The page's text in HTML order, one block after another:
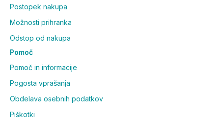
Postopek nakupa
Možnosti prihranka
Odstop od nakupa
Pomoč
Pomoč in informacije
Pogosta vprašanja
Obdelava osebnih podatkov
Piškotki